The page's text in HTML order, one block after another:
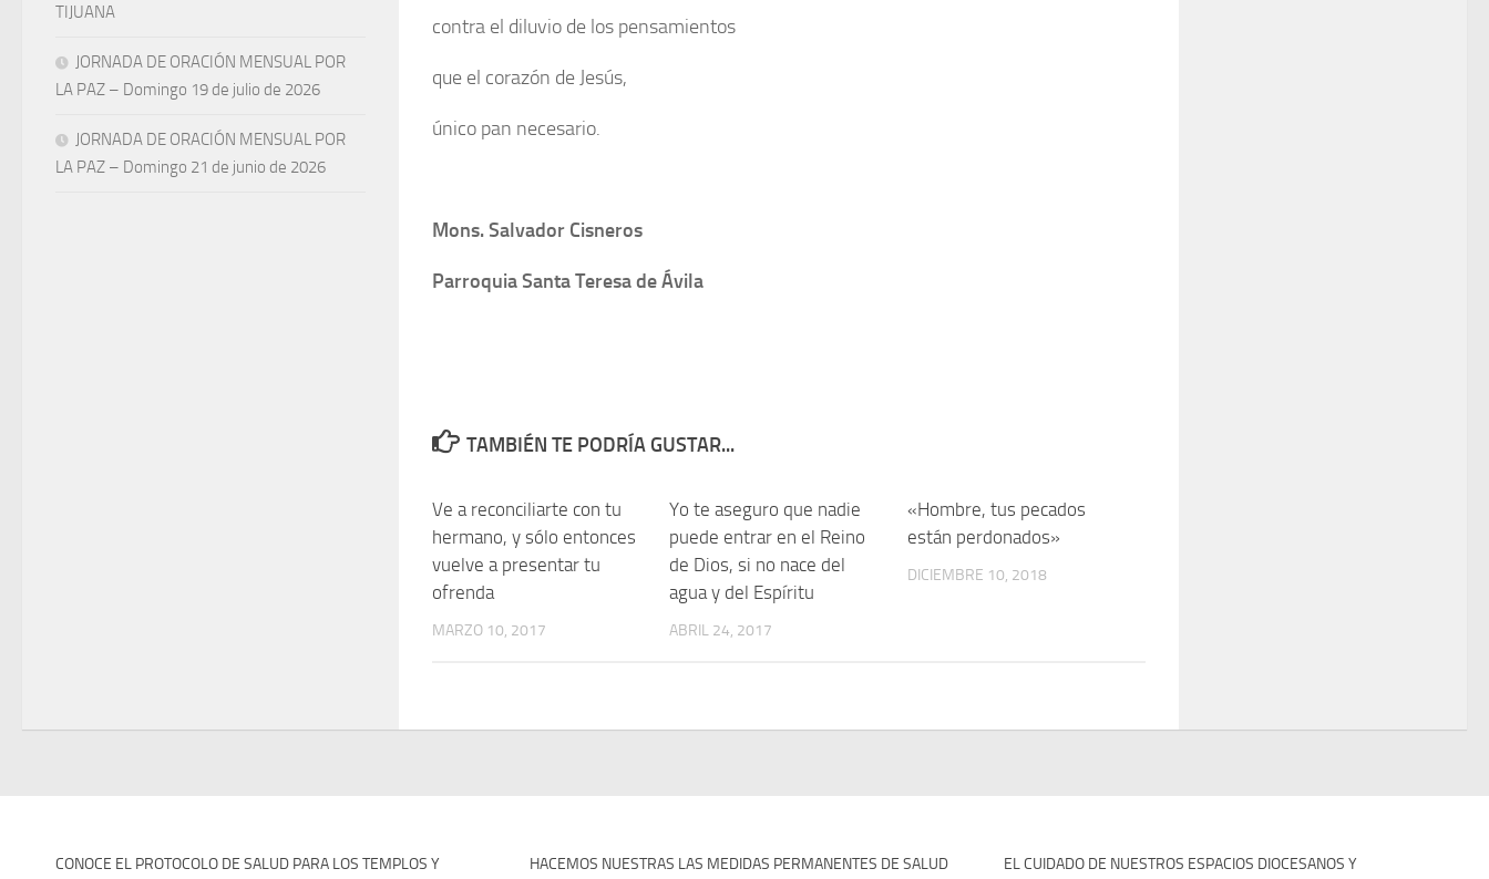
contra el diluvio de los pensamientos
que el corazón de Jesús,
único pan necesario.
Mons. Salvador Cisneros
Parroquia Santa Teresa de Ávila
TAMBIÉN TE PODRÍA GUSTAR...
Ve a reconciliarte con tu
hermano, y sólo entonces
vuelve a presentar tu
ofrenda
MARZO 10, 2017
Yo te aseguro que nadie
puede entrar en el Reino
de Dios, si no nace del
agua y del Espíritu
ABRIL 24, 2017
«Hombre, tus pecados
están perdonados»
DICIEMBRE 10, 2018
TIJUANA
JORNADA DE ORACIÓN MENSUAL POR
LA PAZ – Domingo 19 de julio de 2026
JORNADA DE ORACIÓN MENSUAL POR
LA PAZ – Domingo 21 de junio de 2026
CONOCE EL PROTOCOLO DE SALUD PARA LOS TEMPLOS Y
HACEMOS NUESTRAS LAS MEDIDAS PERMANENTES DE SALUD
EL CUIDADO DE NUESTROS ESPACIOS DIOCESANOS Y